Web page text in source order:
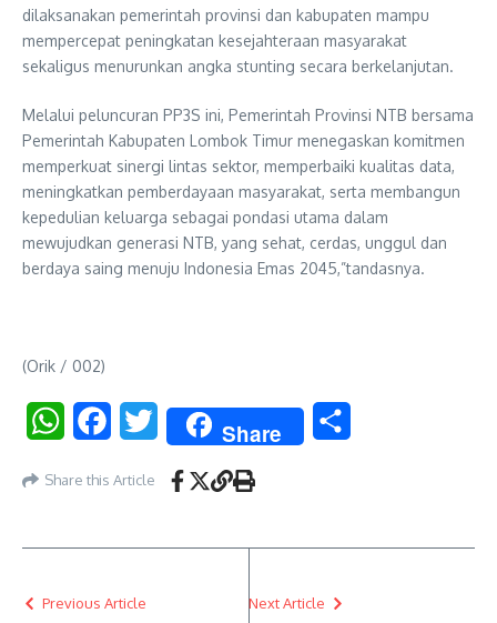
dilaksanakan pemerintah provinsi dan kabupaten mampu
mempercepat peningkatan kesejahteraan masyarakat
sekaligus menurunkan angka stunting secara berkelanjutan.
Melalui peluncuran PP3S ini, Pemerintah Provinsi NTB bersama
Pemerintah Kabupaten Lombok Timur menegaskan komitmen
memperkuat sinergi lintas sektor, memperbaiki kualitas data,
meningkatkan pemberdayaan masyarakat, serta membangun
kepedulian keluarga sebagai pondasi utama dalam
mewujudkan generasi NTB, yang sehat, cerdas, unggul dan
berdaya saing menuju Indonesia Emas 2045,”tandasnya.
(Orik / 002)
WhatsAppFacebookTwitter Share
Share this Article
Previous Article Next Article